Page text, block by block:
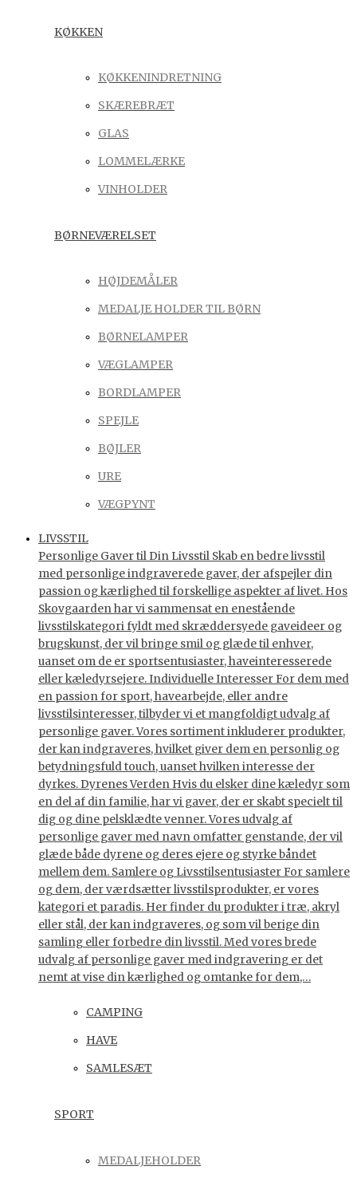
KØKKEN
KØKKENINDRETNING
SKÆREBRÆT
GLAS
LOMMELÆRKE
VINHOLDER
BØRNEVÆRELSET
HØJDEMÅLER
MEDALJE HOLDER TIL BØRN
BØRNELAMPER
VÆGLAMPER
BORDLAMPER
SPEJLE
BØJLER
URE
VÆGPYNT
LIVSSTIL
Personlige Gaver til Din Livsstil Skab en bedre livsstil
med personlige indgraverede gaver, der afspejler din
passion og kærlighed til forskellige aspekter af livet. Hos
Skovgaarden har vi sammensat en enestående
livsstilskategori fyldt med skræddersyede gaveideer og
brugskunst, der vil bringe smil og glæde til enhver,
uanset om de er sportsentusiaster, haveinteresserede
eller kæledyrsejere. Individuelle Interesser For dem med
en passion for sport, havearbejde, eller andre
livsstilsinteresser, tilbyder vi et mangfoldigt udvalg af
personlige gaver. Vores sortiment inkluderer produkter,
der kan indgraveres, hvilket giver dem en personlig og
betydningsfuld touch, uanset hvilken interesse der
dyrkes. Dyrenes Verden Hvis du elsker dine kæledyr som
en del af din familie, har vi gaver, der er skabt specielt til
dig og dine pelsklædte venner. Vores udvalg af
personlige gaver med navn omfatter genstande, der vil
glæde både dyrene og deres ejere og styrke båndet
mellem dem. Samlere og Livsstilsentusiaster For samlere
og dem, der værdsætter livsstilsprodukter, er vores
kategori et paradis. Her finder du produkter i træ, akryl
eller stål, der kan indgraveres, og som vil berige din
samling eller forbedre din livsstil. Med vores brede
udvalg af personlige gaver med indgravering er det
nemt at vise din kærlighed og omtanke for dem,…
CAMPING
HAVE
SAMLESÆT
SPORT
MEDALJEHOLDER